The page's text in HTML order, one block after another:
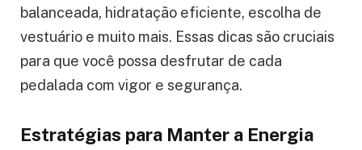
balanceada, hidratação eficiente, escolha de
vestuário e muito mais. Essas dicas são cruciais
para que você possa desfrutar de cada
pedalada com vigor e segurança.
Estratégias para Manter a Energia